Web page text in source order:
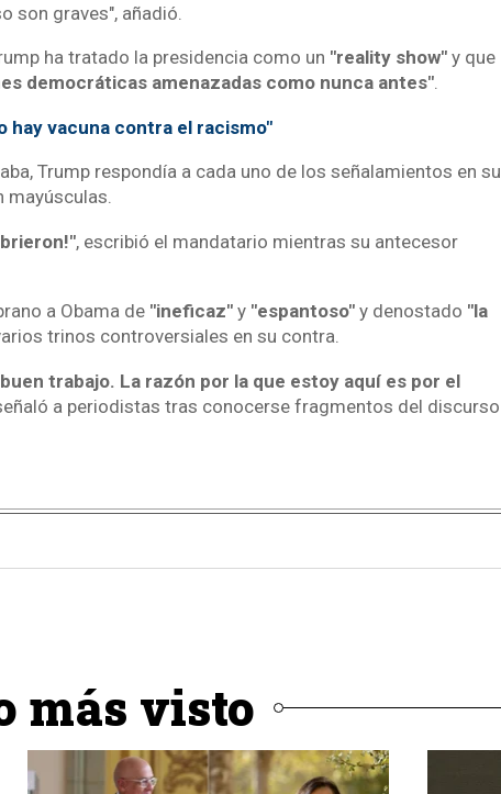
son graves", añadió.
ha tratado la presidencia como un "reality show"y que
democráticas amenazadas como nunca antes".
hay vacuna contra el racismo"
Trump respondía a cada uno de los señalamientos en su
mayúsculas.
, escribió el mandatario mientras su antecesor
a Obama de "ineficaz"y "espantoso"y denostado "la
trinos controversiales en su contra.
trabajo. La razón por la que estoy aquí es por el
a periodistas tras conocerse fragmentos del discurso
más visto